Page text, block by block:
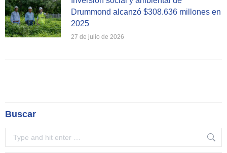
Drummond alcanzó $308.636 millones en
2025
27 de julio de 2026
Buscar